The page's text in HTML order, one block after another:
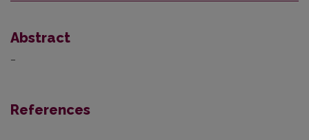
Abstract
–
References